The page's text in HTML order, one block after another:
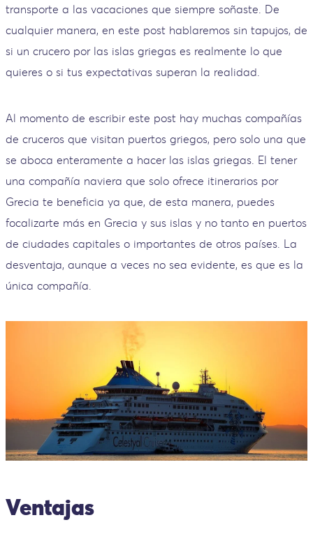
transporte a las vacaciones que siempre soñaste. De
cualquier manera, en este post hablaremos sin tapujos, de
si un crucero por las islas griegas es realmente lo que
quieres o si tus expectativas superan la realidad.
Al momento de escribir este post hay muchas compañías
de cruceros que visitan puertos griegos, pero solo una que
se aboca enteramente a hacer las islas griegas. El tener
una compañía naviera que solo ofrece itinerarios por
Grecia te beneficia ya que, de esta manera, puedes
focalizarte más en Grecia y sus islas y no tanto en puertos
de ciudades capitales o importantes de otros países. La
desventaja, aunque a veces no sea evidente, es que es la
única compañía.
Ventajas